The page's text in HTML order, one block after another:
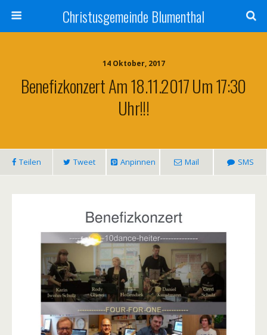
Christusgemeinde Blumenthal
14 Oktober, 2017
Benefizkonzert Am 18.11.2017 Um 17:30
Uhr!!!
Teilen Tweet Anpinnen Mail SMS